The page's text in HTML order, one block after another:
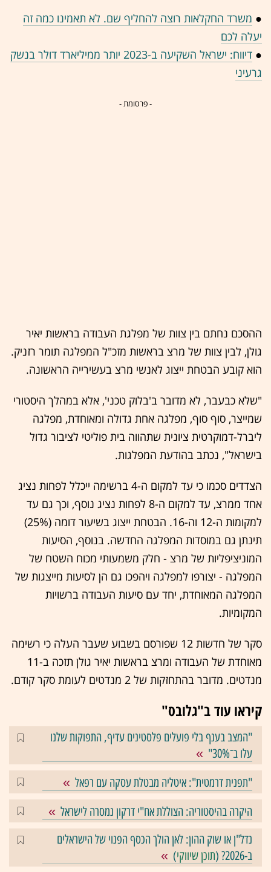
● משרד החקלאות רוצה להחליף שם. לא תאמינו כמה זה
יעלה לכם
●
דיווח: ישראל השקיעה ב-2023 יותר ממיליארד דולר בנשק
גרעיני
- פרסומת -
ההסכם נחתם בין צוות של מפלגת העבודה בראשות יאיר
גולן, לבין צוות של מרצ בראשות מזכ"ל המפלגה תומר רזניק.
הוא קובע הבטחת ייצוג לאנשי מרצ בעשירייה הראשונה.
"שלא כבעבר, לא מדובר ב'בלוק טכני', אלא במהלך היסטורי
שמייצר, סוף סוף, מפלגה אחת גדולה ומאוחדת, מפלגה
ליברל-דמוקרטית ציונית שתהווה בית פוליטי לציבור גדול
בישראל", נכתב בהודעת המפלגות.
הצדדים סכמו כי עד למקום ה-4 ברשימה ייכלל לפחות נציג
אחד ממרצ, עד למקום ה-8 לפחות נציג נוסף, וכך גם עד
למקומות ה-12 וה-16. הבטחת ייצוג בשיעור דומה (25%)
תינתן גם במוסדות המפלגה החדשה. בנוסף, הסיעות
המוניציפליות של מרצ - חלק משמעותי מכוח השטח של
המפלגה - יצורפו למפלגה ויהפכו גם הן לסיעות מייצגות של
המפלגה המאוחדת, יחד עם סיעות העבודה ברשויות
המקומיות.
סקר של חדשות 12 שפורסם בשבוע שעבר העלה כי רשימה
מאוחדת של העבודה ומרצ בראשות יאיר גולן תזכה ב-11
מנדטים. מדובר בהתחזקות של 2 מנדטים לעומת סקר קודם.
קיראו עוד ב"גלובס"
"המצב בענף בלי פועלים פלסטינים עדיף, התפוקות שלנו
עלו ב־30%"
"תפנית דרמטית": איטליה מבטלת עסקה עם רפאל
היקרה בהיסטוריה: הצוללת אח"י דרקון נמסרה לישראל
נדל"ן או שוק ההון: לאן הולך הכסף הפנוי של הישראלים
ב-2026? (
תוכן שיווקי)